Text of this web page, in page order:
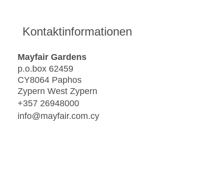
Kontaktinformationen
Mayfair Gardens
p.o.box 62459
CY8064 Paphos
Zypern West Zypern
+357 26948000
info@mayfair.com.cy